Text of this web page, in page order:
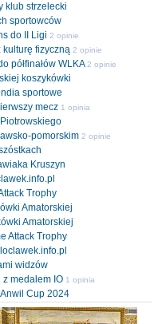
klub strzelecki
sportowców
do II Ligi 2 opinie
kulturę fizyczną 2 opinie
półfinałów WLKA 2 opinie
koszykówki
sportowe
mecz 1 opinia
pomorskim 2 opinie
Kruszyn
Trophy
Amatorskiej
Amatorskiej
Attack Trophy
widzów
z medalem IO 1 opinia
Cup 2024